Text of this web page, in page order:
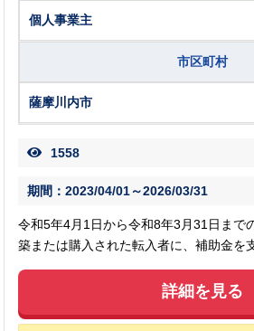
個人事業主
市区町村
薩摩川内市
1558
期間：2023/04/01～2026/03/31
令和5年4月1日から令和8年3月31日まで
築または購入された転入者に、補助金を
詳細を見る